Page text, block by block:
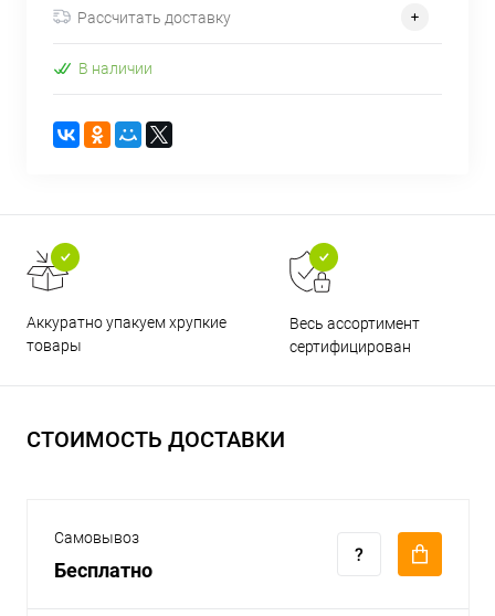
Рассчитать доставку
В наличии
Аккуратно упакуем хрупкие
товары
Весь ассортимент
сертифицирован
СТОИМОСТЬ ДОСТАВКИ
Самовывоз
Бесплатно